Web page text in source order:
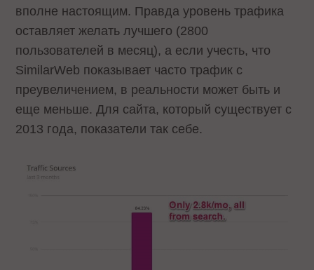
вполне настоящим. Правда уровень трафика
оставляет желать лучшего (2800
пользователей в месяц), а если учесть, что
SimilarWeb показывает часто трафик с
преувеличением, в реальности может быть и
еще меньше. Для сайта, который существует с
2013 года, показатели так себе.